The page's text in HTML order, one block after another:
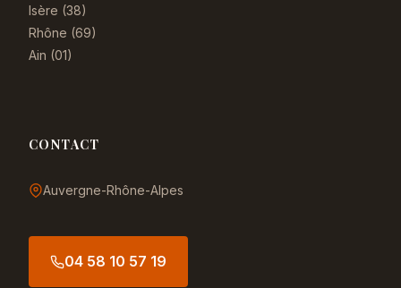
Isère (38)
Rhône (69)
Ain (01)
CONTACT
Auvergne-Rhône-Alpes
04 58 10 57 19